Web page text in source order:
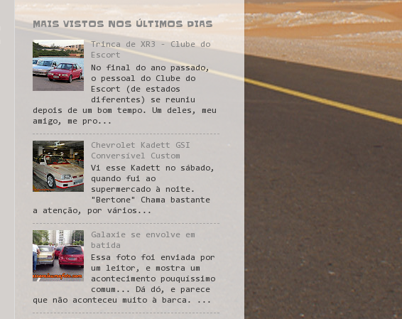
MAIS VISTOS NOS ÚLTIMOS DIAS
Trinca de XR3 - Clube do
Escort
No final do ano passado,
o pessoal do Clube do
Escort (de estados
diferentes) se reuniu
depois de um bom tempo. Um deles, meu
amigo, me pro...
Chevrolet Kadett GSI
Conversível Custom
Vi esse Kadett no sábado,
quando fui ao
supermercado à noite.
"Bertone" Chama bastante
a atenção, por vários...
Galaxie se envolve em
batida
Essa foto foi enviada por
um leitor, e mostra um
acontecimento pouquíssimo
comum... Dá dó, e parece
que não aconteceu muito à barca. ...